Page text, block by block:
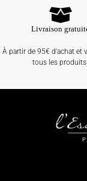
Livraison
À partir de 95€ d'achat et
tous les produits.